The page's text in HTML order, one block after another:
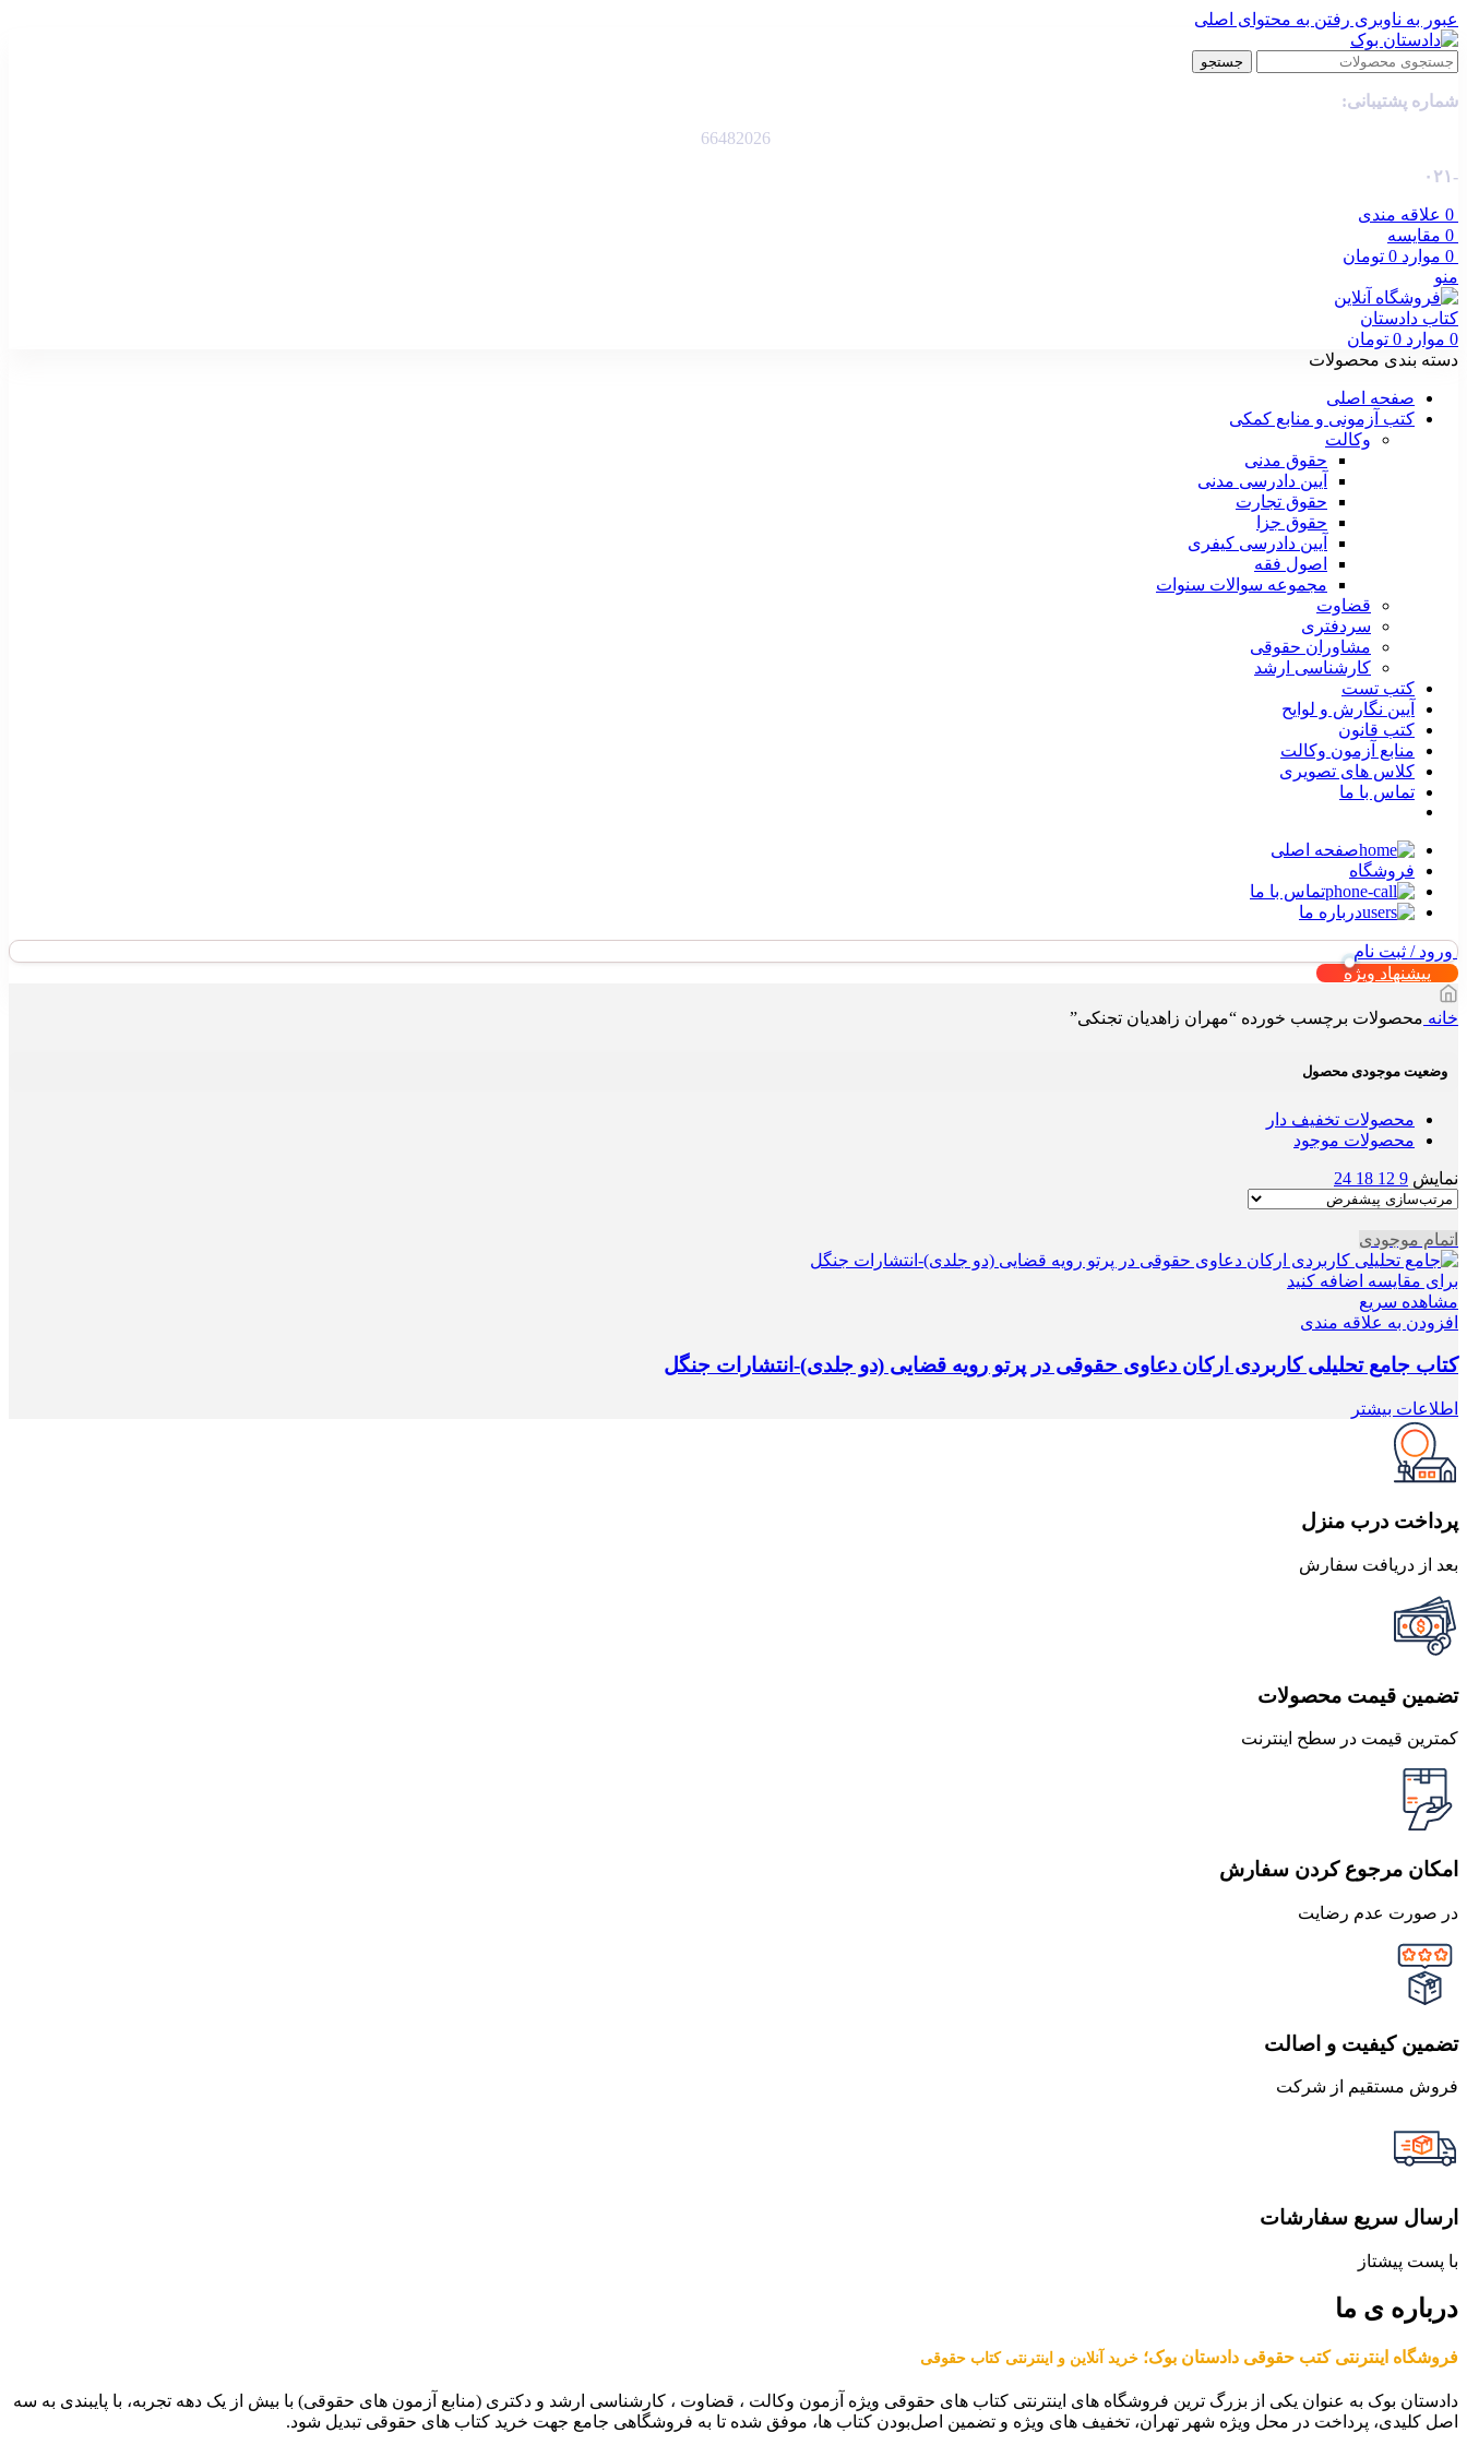
عبور به ناوبری رفتن به محتوای اصلی
جستجو
شماره پشتیبانی:
66482026
-۰۲۱
0 علاقه مندی
0 مقایسه
0 موارد 0 تومان
منو
0 موارد 0 تومان
دسته بندی محصولات
صفحه اصلی
کتب آزمونی و منابع کمکی
وکالت
حقوق مدنی
آیین دادرسی مدنی
حقوق تجارت
حقوق جزا
آیین دادرسی کیفری
اصول فقه
مجموعه سوالات سنوات
قضاوت
سردفتری
مشاوران حقوقی
کارشناسی ارشد
کتب تست
آیین نگارش و لوایح
کتب قانون
منابع آزمون وکالت
کلاس های تصویری
تماس با ما
صفحه اصلی
فروشگاه
تماس با ما
درباره ما
ورود / ثبت نام
پیشنهاد ویژه
خانه محصولات برچسب خورده “مهران زاهدیان تجنکی”
وضعیت موجودی محصول
محصولات تخفیف دار
محصولات موجود
نمایش 9
12
18
24
اتمام موجودی
برای مقایسه اضافه کنید
مشاهده سریع
افزودن به علاقه مندی
کتاب جامع تحلیلی کاربردی ارکان دعاوی حقوقی در پرتو رویه قضایی (دو جلدی)-انتشارات جنگل
اطلاعات بیشتر
پرداخت درب منزل
بعد از دریافت سفارش
تضمین قیمت محصولات
کمترین قیمت در سطح اینترنت
امکان مرجوع کردن سفارش
در صورت عدم رضایت
تضمین کیفیت و اصالت
فروش مستقیم از شرکت
ارسال سریع سفارشات
با پست پیشتاز
درباره ی ما
فروشگاه اینترنتی کتب حقوقی دادستان بوک؛ خرید آنلاین و اینترنتی کتاب حقوقی
دادستان بوک به عنوان یکی از بزرگ ترین فروشگاه های اینترنتی کتاب های حقوقی ویژه آزمون وکالت ، قضاوت ، کارشناسی ارشد و دکتری (منابع آزمون های حقوقی) با بیش از یک دهه تجربه، با پایبندی به سه
اصل کلیدی، پرداخت در محل ویژه شهر تهران، تخفیف های ویژه و تضمین اصل‌بودن کتاب ها، موفق شده تا به فروشگاهی جامع جهت خرید کتاب های حقوقی تبدیل شود.